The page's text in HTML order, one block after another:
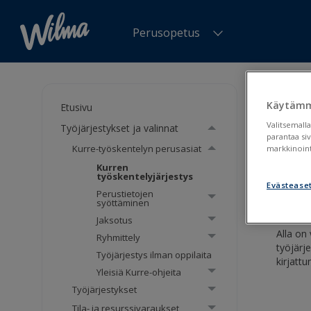
Perusopetus
Etusivu
Työjärjestykset ja valinnat
Kurre-työskentelyn perusasiat
Kurren
työskentelyjärjestys
Perustietojen
syöttäminen
Jaksotus
Ryhmittely
Työjärjestys ilman oppilaita
Yleisiä Kurre-ohjeita
Työjärjestykset
Tila- ja resurssivaraukset
Alla on
parantaa